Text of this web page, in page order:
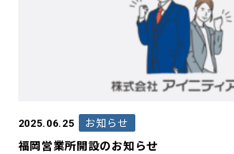
2025.06.25 お知らせ
福岡営業所開設のお知らせ